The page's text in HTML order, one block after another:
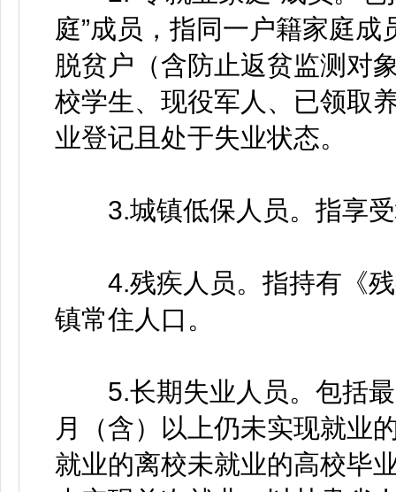
庭”成员，指同一户籍家庭
脱贫户（含防止返贫监测对
校学生、现役军人、已领取
业登记且处于失业状态。
3.城镇低保人员。指享受
4.残疾人员。指持有《残
镇常住人口。
5.长期失业人员。包括最
月（含）以上仍未实现就业
就业的离校未就业的高校毕